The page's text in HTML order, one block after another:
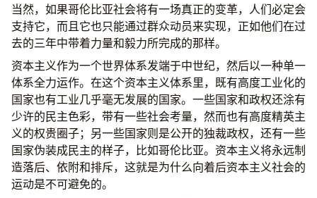
当然，如果哥伦比亚社会将有一场真正的变革，人们必定会
支持它，而且它也只能通过群众动员来实现，正如他们在过
去的三年中带着力量和毅力所完成的那样。
资本主义作为一个世界体系发端于中世纪，然后以一种单一
体系全力运作。在这个资本主义体系里，既有高度工业化的
国家也有工业几乎毫无发展的国家。一些国家和政权还涂有
少许的民主色彩，带有一些社会考量，然而也有高度精英主
义的权贵圈子；另一些国家则是公开的独裁政权，还有一些
国家伪装成民主的样子，比如哥伦比亚。资本主义将永远制
造落后、依附和排斥，这就是为什么向着后资本主义社会的
运动是不可避免的。